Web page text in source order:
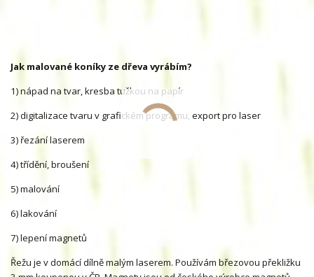
Jak malované koníky ze dřeva vyrábím?
1) nápad na tvar, kresba tužkou na papír
2) digitalizace tvaru v grafickém programu, export pro laser
3) řezání laserem
4) třídění, broušení
5) malování
6) lakování
7) lepení magnetů
Řežu je v domácí dílně malým laserem. Používám březovou překližku